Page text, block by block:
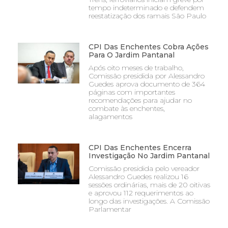
tempo indeterminado e defendem
reestatização dos ramais São Paulo
CPI Das Enchentes Cobra Ações
Para O Jardim Pantanal
Após oito meses de trabalho,
Comissão presidida por Alessandro
Guedes aprova documento de 364
páginas com importantes
recomendações para ajudar no
combate às enchentes,
alagamentos
CPI Das Enchentes Encerra
Investigação No Jardim Pantanal
Comissão presidida pelo vereador
Alessandro Guedes realizou 16
sessões ordinárias, mais de 20 oitivas
e aprovou 112 requerimentos ao
longo das investigações. A Comissão
Parlamentar